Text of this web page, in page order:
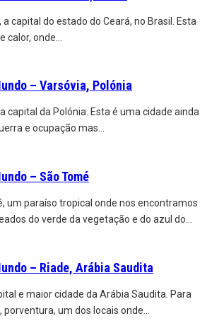
capital do estado do Ceará, no Brasil. Esta
calor, onde
– Varsóvia, Polónia
capital da Polónia. Esta é uma cidade ainda
e ocupação mas...
– São Tomé
um paraíso tropical onde nos encontramos
do verde da vegetação e do azul do...
– Riade, Arábia Saudita
e maior cidade da Arábia Saudita. Para
porventura, um dos locais onde